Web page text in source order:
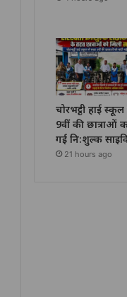
चोरभट्ठी हाई
9वीं की छात्राओं
गई नि:शुल्क
21 hours ago